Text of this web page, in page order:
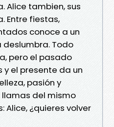
Alice tambien, sus
Entre fiestas,
conoce a un
deslumbra. Todo
pero el pasado
el presente da un
pasión y
del mismo
Alice, ¿quieres volver